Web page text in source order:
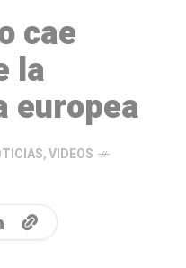
cae
la
europea
,VIDEOS